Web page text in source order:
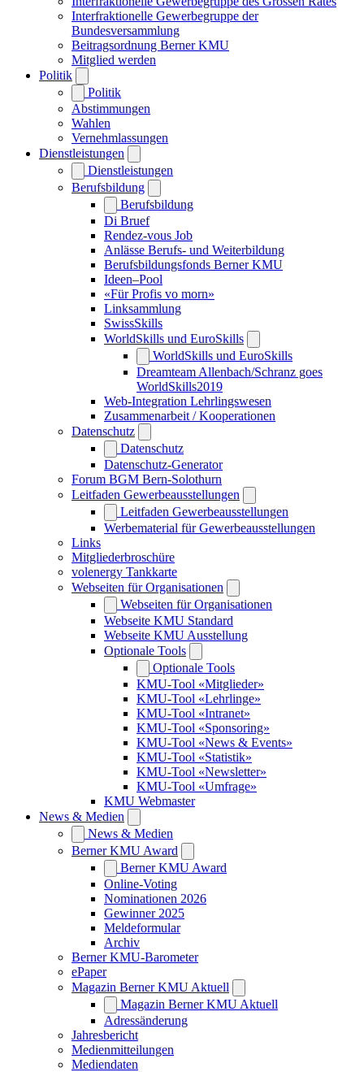
Interfraktionelle Gewerbegruppe der
Bundesversammlung
Beitragsordnung Berner KMU
Mitglied werden
Politik
Politik
Abstimmungen
Wahlen
Vernehmlassungen
Dienstleistungen
Dienstleistungen
Berufsbildung
Berufsbildung
Di Bruef
Rendez-vous Job
Anlässe Berufs- und Weiterbildung
Berufsbildungsfonds Berner KMU
Ideen–Pool
«Für Profis vo morn»
Linksammlung
SwissSkills
WorldSkills und EuroSkills
WorldSkills und EuroSkills
Dreamteam Allenbach/Schranz goes
WorldSkills2019
Web-Integration Lehrlingswesen
Zusammenarbeit / Kooperationen
Datenschutz
Datenschutz
Datenschutz-Generator
Forum BGM Bern-Solothurn
Leitfaden Gewerbeausstellungen
Leitfaden Gewerbeausstellungen
Werbematerial für Gewerbeausstellungen
Links
Mitgliederbroschüre
volenergy Tankkarte
Webseiten für Organisationen
Webseiten für Organisationen
Webseite KMU Standard
Webseite KMU Ausstellung
Optionale Tools
Optionale Tools
KMU-Tool «Mitglieder»
KMU-Tool «Lehrlinge»
KMU-Tool «Intranet»
KMU-Tool «Sponsoring»
KMU-Tool «News & Events»
KMU-Tool «Statistik»
KMU-Tool «Newsletter»
KMU-Tool «Umfrage»
KMU Webmaster
News & Medien
News & Medien
Berner KMU Award
Berner KMU Award
Online-Voting
Nominationen 2026
Gewinner 2025
Meldeformular
Archiv
Berner KMU-Barometer
ePaper
Magazin Berner KMU Aktuell
Magazin Berner KMU Aktuell
Adressänderung
Jahresbericht
Medienmitteilungen
Mediendaten